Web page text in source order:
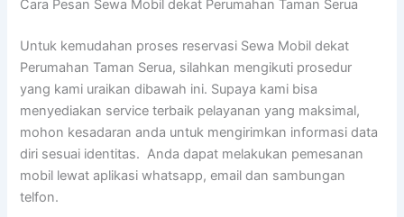
Cara Pesan Sewa Mobil dekat Perumahan Taman Serua
Untuk kemudahan proses reservasi Sewa Mobil dekat
Perumahan Taman Serua, silahkan mengikuti prosedur
yang kami uraikan dibawah ini. Supaya kami bisa
menyediakan service terbaik pelayanan yang maksimal,
mohon kesadaran anda untuk mengirimkan informasi data
diri sesuai identitas. Anda dapat melakukan pemesanan
mobil lewat aplikasi whatsapp, email dan sambungan
telfon.